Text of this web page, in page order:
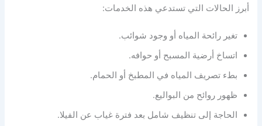
أبرز الحالات التي تستدعي هذه الخدمات:
تغير رائحة المياه أو وجود شوائب.
اتساخ أرضية المسبح أو حوافه.
بطء تصريف المياه في المطبخ أو الحمام.
ظهور روائح من البواليع.
الحاجة إلى تنظيف شامل بعد فترة غياب عن الفيلا.